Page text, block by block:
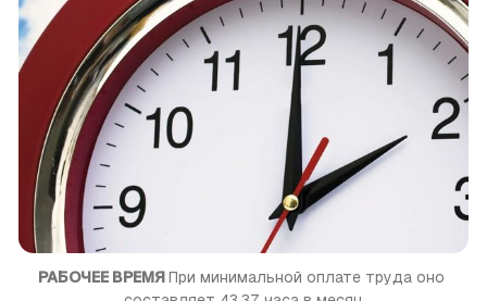
РАБОЧЕЕ ВРЕМЯ При минимальной оплате труда оно